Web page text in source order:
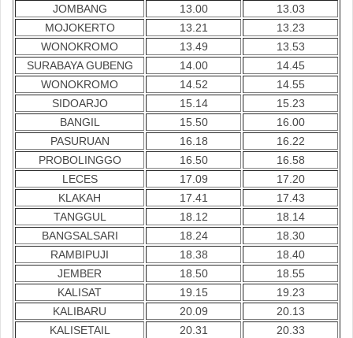
JOMBANG
13.00
13.03
MOJOKERTO
13.21
13.23
WONOKROMO
13.49
13.53
SURABAYA GUBENG
14.00
14.45
WONOKROMO
14.52
14.55
SIDOARJO
15.14
15.23
BANGIL
15.50
16.00
PASURUAN
16.18
16.22
PROBOLINGGO
16.50
16.58
LECES
17.09
17.20
KLAKAH
17.41
17.43
TANGGUL
18.12
18.14
BANGSALSARI
18.24
18.30
RAMBIPUJI
18.38
18.40
JEMBER
18.50
18.55
KALISAT
19.15
19.23
KALIBARU
20.09
20.13
KALISETAIL
20.31
20.33